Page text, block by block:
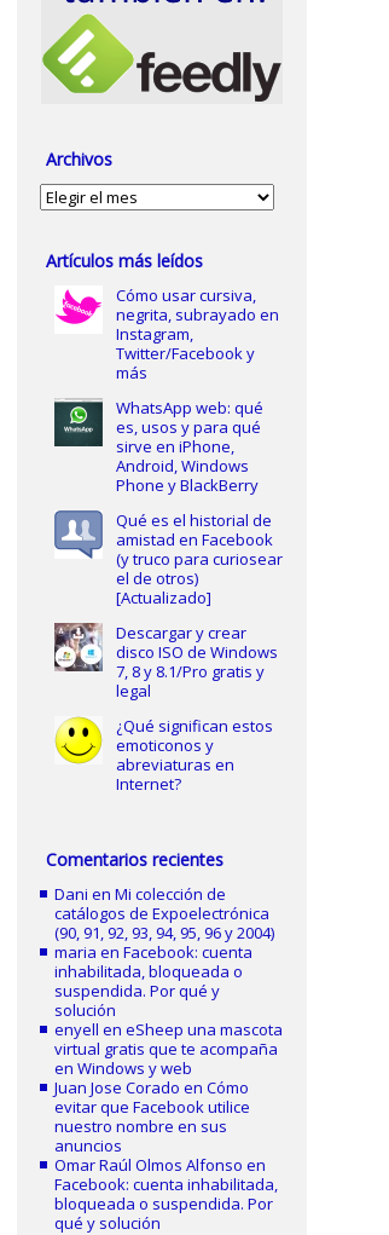
Archivos
Archivos
Artículos más leídos
Cómo usar cursiva,
negrita, subrayado en
Instagram,
Twitter/Facebook y
más
WhatsApp web: qué
es, usos y para qué
sirve en iPhone,
Android, Windows
Phone y BlackBerry
Qué es el historial de
amistad en Facebook
(y truco para curiosear
el de otros)
[Actualizado]
Descargar y crear
disco ISO de Windows
7, 8 y 8.1/Pro gratis y
legal
¿Qué significan estos
emoticonos y
abreviaturas en
Internet?
Comentarios recientes
Dani enMi colección de
catálogos de Expoelectrónica
(90, 91, 92, 93, 94, 95, 96 y 2004)
maria enFacebook: cuenta
inhabilitada, bloqueada o
suspendida. Por qué y
solución
enyell eneSheep una mascota
virtual gratis que te acompaña
en Windows y web
Juan Jose Corado enCómo
evitar que Facebook utilice
nuestro nombre en sus
anuncios
Omar Raúl Olmos Alfonso en
Facebook: cuenta inhabilitada,
bloqueada o suspendida. Por
qué y solución